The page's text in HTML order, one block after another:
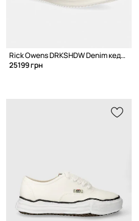
Rick Owens DRKSHDW Denim кеды для мужчин
25199 грн